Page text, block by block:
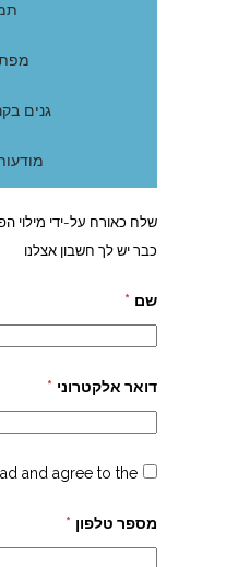
גנים
שלח כאורח על-ידי מילוי
כבר יש לך חשבון אצלנו
שם *
דואר אלקטרוני *
and agree to the
מספר טלפון *